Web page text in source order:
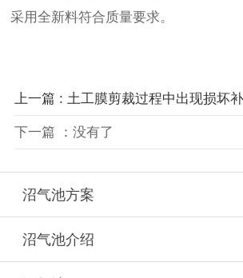
采用全新料符合质量要求。
上一篇 : 土工膜剪裁过程中出现损坏
下一篇 ：没有了
沼气池方案
沼气池介绍